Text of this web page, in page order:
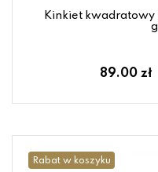
Kinkiet kwadratowy
89.00 zł
Rabat w koszyku